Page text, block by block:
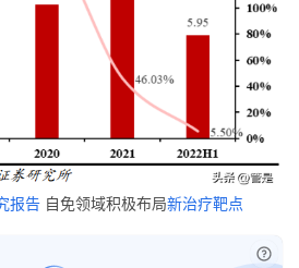
报告 自免领域积极布局新治疗靶点